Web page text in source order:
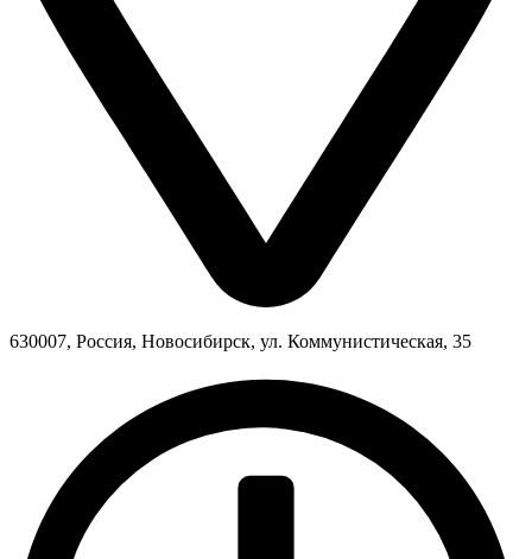
630007, Россия, Новосибирск, ул. Коммунистическая, 35